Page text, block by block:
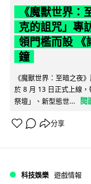
《魔獸世界：
克的詛咒」專
領門檻而設 《
鐘
《魔獸世界：至暗之夜
於 8 月 13 日正式上線
祭壇」、新型態世...
閱
分享
科技娛樂 遊戲情報